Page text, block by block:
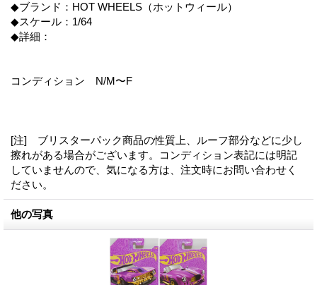
◆ブランド：HOT WHEELS（ホットウィール）
◆スケール：1/64
◆詳細：
コンディション N/M〜F
[注] ブリスターパック商品の性質上、ルーフ部分などに少し
擦れがある場合がございます。コンディション表記には明記
していませんので、気になる方は、注文時にお問い合わせく
ださい。
他の写真